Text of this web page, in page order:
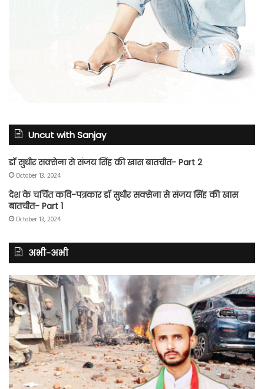
Uncut with Sanjay
डॉ सुधीर सक्सेना से संजय सिंह की खास बातचीत- Part 2
October 13, 2024
देश के चर्चित कवि-पत्रकार डॉ सुधीर सक्सेना से संजय सिंह की खास
बातचीत- Part 1
October 13, 2024
अभी-अभी